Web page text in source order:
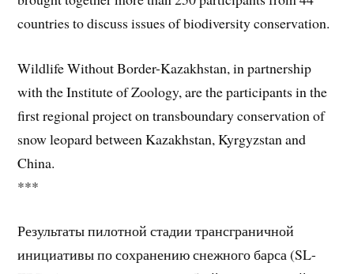
countries to discuss issues of biodiversity conservation.
Wildlife Without Border-Kazakhstan, in partnership
with the Institute of Zoology, are the participants in the
first regional project on transboundary conservation of
snow leopard between Kazakhstan, Kyrgyzstan and
China.
***
Результаты пилотной стадии трансграничной
инициативы по сохранению снежного барса (SL-